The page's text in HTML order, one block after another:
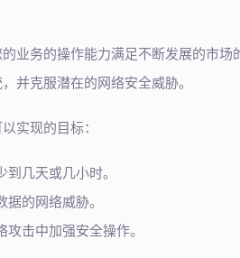
业务的操作能力满足不断发展的市
并克服潜在的网络安全威胁。
实现的目标：
几天或几小时。
的网络威胁。
击中加强安全操作。